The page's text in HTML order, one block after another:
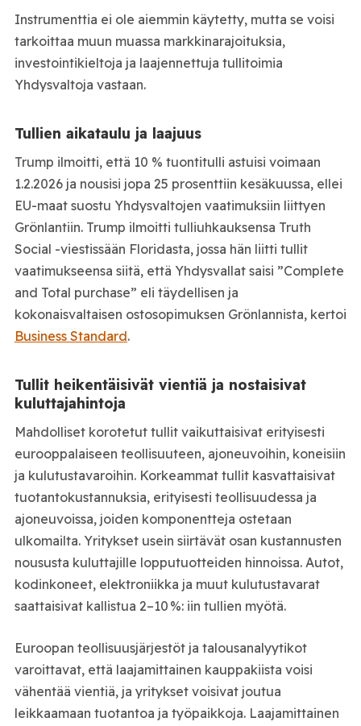
Instrumenttia ei ole aiemmin käytetty, mutta se voisi
tarkoittaa muun muassa markkinarajoituksia,
investointikieltoja ja laajennettuja tullitoimia
Yhdysvaltoja vastaan.
Tullien aikataulu ja laajuus
Trump ilmoitti, että 10 % tuontitulli astuisi voimaan
1.2.2026 ja nousisi jopa 25 prosenttiin kesäkuussa, ellei
EU-maat suostu Yhdysvaltojen vaatimuksiin liittyen
Grönlantiin. Trump ilmoitti tulliuhkauksensa Truth
Social -viestissään Floridasta, jossa hän liitti tullit
vaatimukseensa siitä, että Yhdysvallat saisi ”Complete
and Total purchase” eli täydellisen ja
kokonaisvaltaisen ostosopimuksen Grönlannista, kertoi
Business Standard.
Tullit heikentäisivät vientiä ja nostaisivat
kuluttajahintoja
Mahdolliset korotetut tullit vaikuttaisivat erityisesti
eurooppalaiseen teollisuuteen, ajoneuvoihin, koneisiin
ja kulutustavaroihin. Korkeammat tullit kasvattaisivat
tuotantokustannuksia, erityisesti teollisuudessa ja
ajoneuvoissa, joiden komponentteja ostetaan
ulkomailta. Yritykset usein siirtävät osan kustannusten
noususta kuluttajille lopputuotteiden hinnoissa. Autot,
kodinkoneet, elektroniikka ja muut kulutustavarat
saattaisivat kallistua 2–10 %: iin tullien myötä.
Euroopan teollisuusjärjestöt ja talousanalyytikot
varoittavat, että laajamittainen kauppakiista voisi
vähentää vientiä, ja yritykset voisivat joutua
leikkaamaan tuotantoa ja työpaikkoja. Laajamittainen